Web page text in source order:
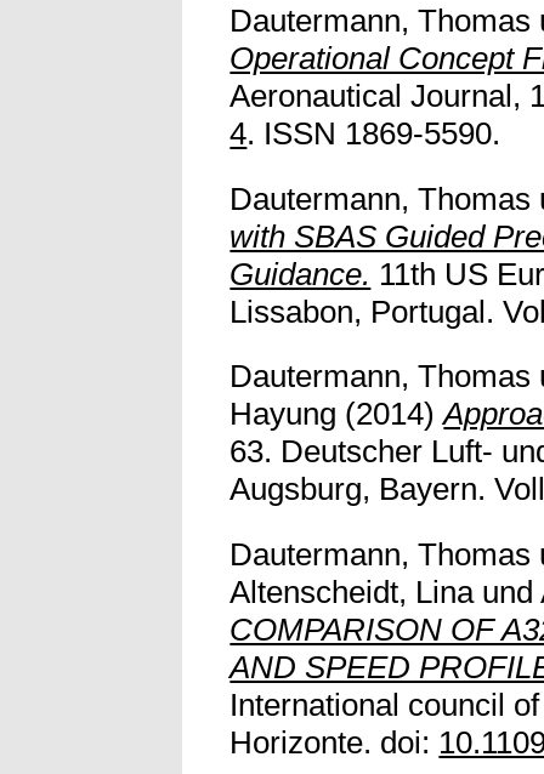
Dautermann, Thomas
Operational Concept
Aeronautical Journal,
4. ISSN 1869-5590.
Dautermann, Thomas
with SBAS Guided
Guidance. 11th US
Lissabon, Portugal.
Dautermann, Thomas
Hayung (2014)
63. Deutscher Luft-
Augsburg, Bayern.
Dautermann, Thomas
Altenscheidt, Linaund
COMPARISON OF
AND SPEED
International council
Horizonte. doi: